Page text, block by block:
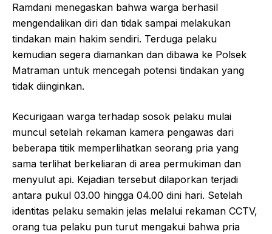
Ramdani menegaskan bahwa warga berhasil
mengendalikan diri dan tidak sampai melakukan
tindakan main hakim sendiri. Terduga pelaku
kemudian segera diamankan dan dibawa ke Polsek
Matraman untuk mencegah potensi tindakan yang
tidak diinginkan.
Kecurigaan warga terhadap sosok pelaku mulai
muncul setelah rekaman kamera pengawas dari
beberapa titik memperlihatkan seorang pria yang
sama terlihat berkeliaran di area permukiman dan
menyulut api. Kejadian tersebut dilaporkan terjadi
antara pukul 03.00 hingga 04.00 dini hari. Setelah
identitas pelaku semakin jelas melalui rekaman CCTV,
orang tua pelaku pun turut mengakui bahwa pria